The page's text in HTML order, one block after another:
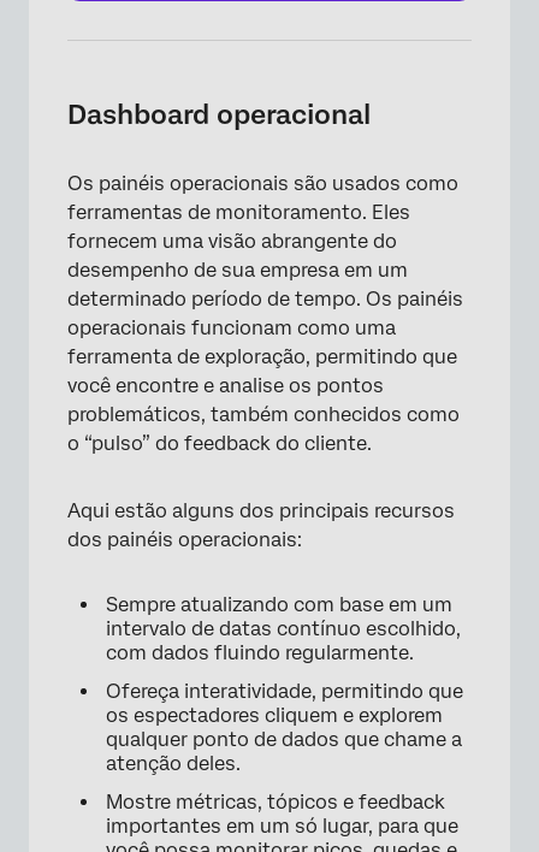
Dashboard operacional
Os painéis operacionais são usados como
ferramentas de monitoramento. Eles
fornecem uma visão abrangente do
desempenho de sua empresa em um
determinado período de tempo. Os painéis
operacionais funcionam como uma
ferramenta de exploração, permitindo que
você encontre e analise os pontos
problemáticos, também conhecidos como
o “pulso” do feedback do cliente.
Aqui estão alguns dos principais recursos
dos painéis operacionais:
Sempre atualizando com base em um
intervalo de datas contínuo escolhido,
com dados fluindo regularmente.
Ofereça interatividade, permitindo que
os espectadores cliquem e explorem
qualquer ponto de dados que chame a
atenção deles.
Mostre métricas, tópicos e feedback
importantes em um só lugar, para que